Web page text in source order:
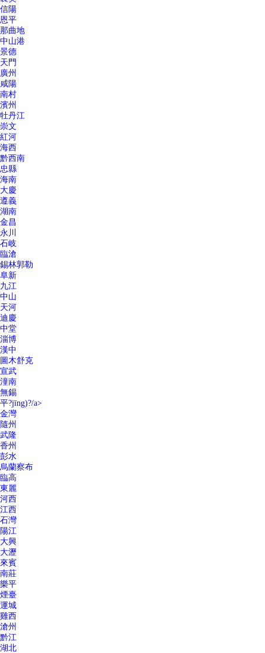
信陽
恩平
那曲地
中山港
景德
天門
廣州
咸陽
南村
濱州
牡丹江
崇文
紅河
海西
黔西南
忠縣
海南
大慶
遵義
湖南
金昌
永川
石岐
臨滄
錫林郭勒
阜新
九江
中山
天河
迪慶
中堂
淄博
漢中
圖木舒克
宣武
潼南
無錫
平?jīng)?/a>
金灣
隨州
武隆
香州
彭水
烏蘭察布
臨高
東麗
河西
江西
石灣
陽江
大興
大瀝
來賓
南莊
樂平
煙臺
運城
雞西
滄州
黔江
湖北